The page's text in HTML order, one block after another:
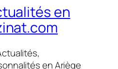
en
en Ariège